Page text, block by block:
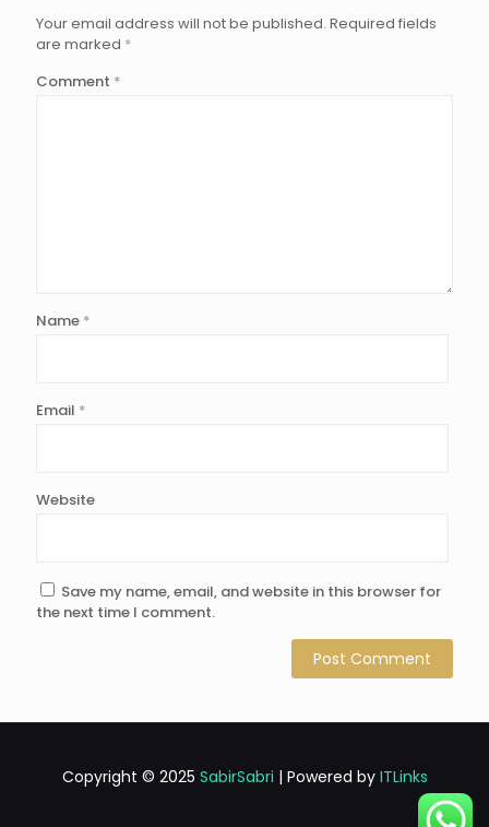
Your email address will not be published. Required fields
are marked *
Comment *
Name *
Email *
Website
Save my name, email, and website in this browser for
the next time I comment.
Copyright © 2025 SabirSabri | Powered by ITLinks